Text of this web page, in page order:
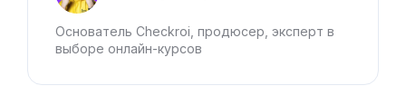
Основатель Checkroi, продюсер, эксперт в
выборе онлайн-курсов